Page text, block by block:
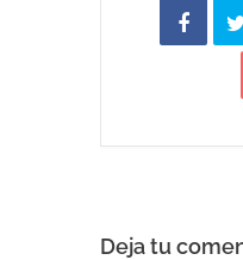
Deja tu